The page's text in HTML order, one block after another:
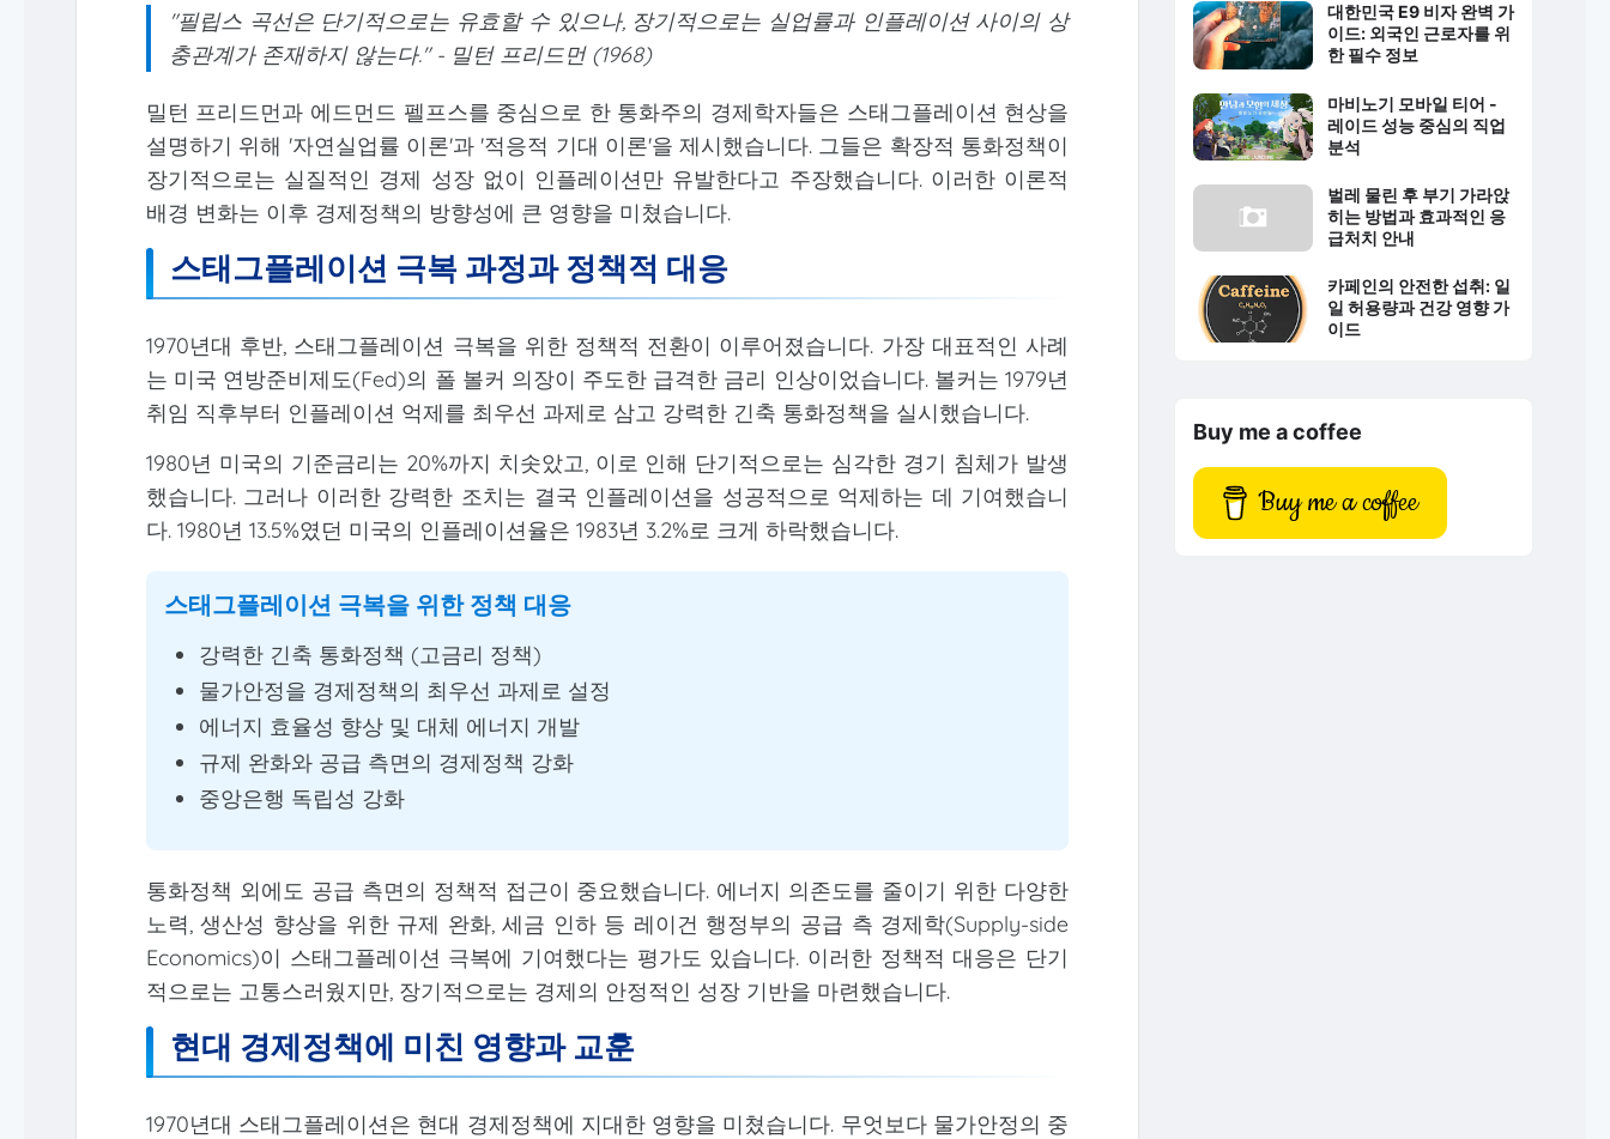
"필립스 곡선은 단기적으로는 유효할 수 있으나, 장기적으로는 실업률과 인플레이션 사이의 상
충관계가 존재하지 않는다." - 밀턴 프리드먼 (1968)
밀턴 프리드먼과 에드먼드 펠프스를 중심으로 한 통화주의 경제학자들은 스태그플레이션 현상을
설명하기 위해 '자연실업률 이론'과 '적응적 기대 이론'을 제시했습니다. 그들은 확장적 통화정책이
장기적으로는 실질적인 경제 성장 없이 인플레이션만 유발한다고 주장했습니다. 이러한 이론적
배경 변화는 이후 경제정책의 방향성에 큰 영향을 미쳤습니다.
스태그플레이션 극복 과정과 정책적 대응
1970년대 후반, 스태그플레이션 극복을 위한 정책적 전환이 이루어졌습니다. 가장 대표적인 사례
는 미국 연방준비제도(Fed)의 폴 볼커 의장이 주도한 급격한 금리 인상이었습니다. 볼커는 1979년
취임 직후부터 인플레이션 억제를 최우선 과제로 삼고 강력한 긴축 통화정책을 실시했습니다.
1980년 미국의 기준금리는 20%까지 치솟았고, 이로 인해 단기적으로는 심각한 경기 침체가 발생
했습니다. 그러나 이러한 강력한 조치는 결국 인플레이션을 성공적으로 억제하는 데 기여했습니
다. 1980년 13.5%였던 미국의 인플레이션율은 1983년 3.2%로 크게 하락했습니다.
스태그플레이션 극복을 위한 정책 대응
강력한 긴축 통화정책 (고금리 정책)
물가안정을 경제정책의 최우선 과제로 설정
에너지 효율성 향상 및 대체 에너지 개발
규제 완화와 공급 측면의 경제정책 강화
중앙은행 독립성 강화
통화정책 외에도 공급 측면의 정책적 접근이 중요했습니다. 에너지 의존도를 줄이기 위한 다양한
노력, 생산성 향상을 위한 규제 완화, 세금 인하 등 레이건 행정부의 공급 측 경제학(Supply-side
Economics)이 스태그플레이션 극복에 기여했다는 평가도 있습니다. 이러한 정책적 대응은 단기
적으로는 고통스러웠지만, 장기적으로는 경제의 안정적인 성장 기반을 마련했습니다.
현대 경제정책에 미친 영향과 교훈
1970년대 스태그플레이션은 현대 경제정책에 지대한 영향을 미쳤습니다. 무엇보다 물가안정의 중
대한민국 E9 비자 완벽 가
이드: 외국인 근로자를 위
한 필수 정보
마비노기 모바일 티어 -
레이드 성능 중심의 직업
분석
벌레 물린 후 부기 가라앉
히는 방법과 효과적인 응
급처치 안내
카페인의 안전한 섭취: 일
일 허용량과 건강 영향 가
이드
Buy me a coffee
Buy me a coffee